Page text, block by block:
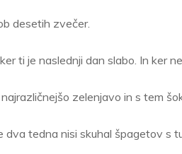
desetih zvečer.
ti je naslednji dan slabo. In ker
zelenjavo in s tem
dva tedna nisi skuhal špagetov s